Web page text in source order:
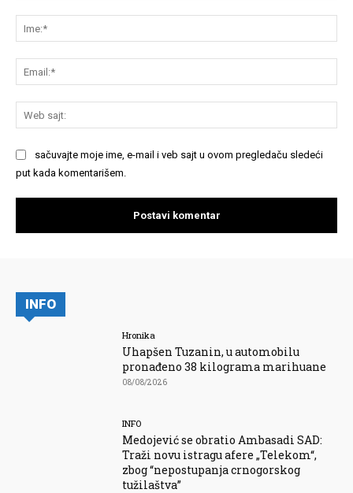
sačuvajte moje ime, e-mail i veb sajt u ovom pregledaču sledeći
put kada komentarišem.
INFO
Hronika
Uhapšen Tuzanin, u automobilu
pronađeno 38 kilograma marihuane
08/08/2026
INFO
Medojević se obratio Ambasadi SAD:
Traži novu istragu afere „Telekom“,
zbog “nepostupanja crnogorskog
tužilaštva”